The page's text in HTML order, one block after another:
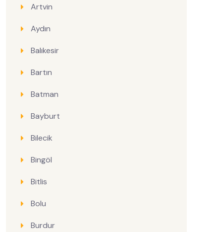
Artvin
Aydın
Balıkesir
Bartın
Batman
Bayburt
Bilecik
Bingöl
Bitlis
Bolu
Burdur